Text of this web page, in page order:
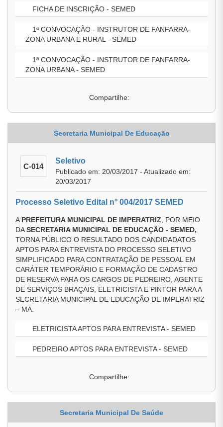
FICHA DE INSCRIÇÃO - SEMED
1ª CONVOCAÇÃO - INSTRUTOR DE FANFARRA-
ZONA URBANA E RURAL - SEMED
1ª CONVOCAÇÃO - INSTRUTOR DE FANFARRA-
ZONA URBANA - SEMED
Compartilhe:
Secretaria Municipal De Educação
C-014
Seletivo
Publicado em: 20/03/2017 - Atualizado em:
20/03/2017
Processo Seletivo Edital n° 004/2017 SEMED
A PREFEITURA MUNICIPAL DE IMPERATRIZ , POR MEIO
DASECRETARIA MUNICIPAL DE EDUCAÇÃO - SEMED,
TORNA PÚBLICO O RESULTADO DOS CANDIDADATOS
APTOS PARA ENTREVISTA DO PROCESSO SELETIVO
SIMPLIFICADO PARA CONTRATAÇÃO DE PESSOAL EM
CARÁTER TEMPORÁRIO E FORMAÇÃO DE CADASTRO
DE RESERVA PARA OS CARGOS DE PEDREIRO, AGENTE
DE SERVIÇOS BRAÇAIS, ELETRICISTA E PINTOR PARA A
SECRETARIA MUNICIPAL DE EDUCAÇÃO DE IMPERATRIZ
– MA.
ELETRICISTA APTOS PARA ENTREVISTA - SEMED
PEDREIRO APTOS PARA ENTREVISTA - SEMED
Compartilhe:
Secretaria Municipal De Saúde